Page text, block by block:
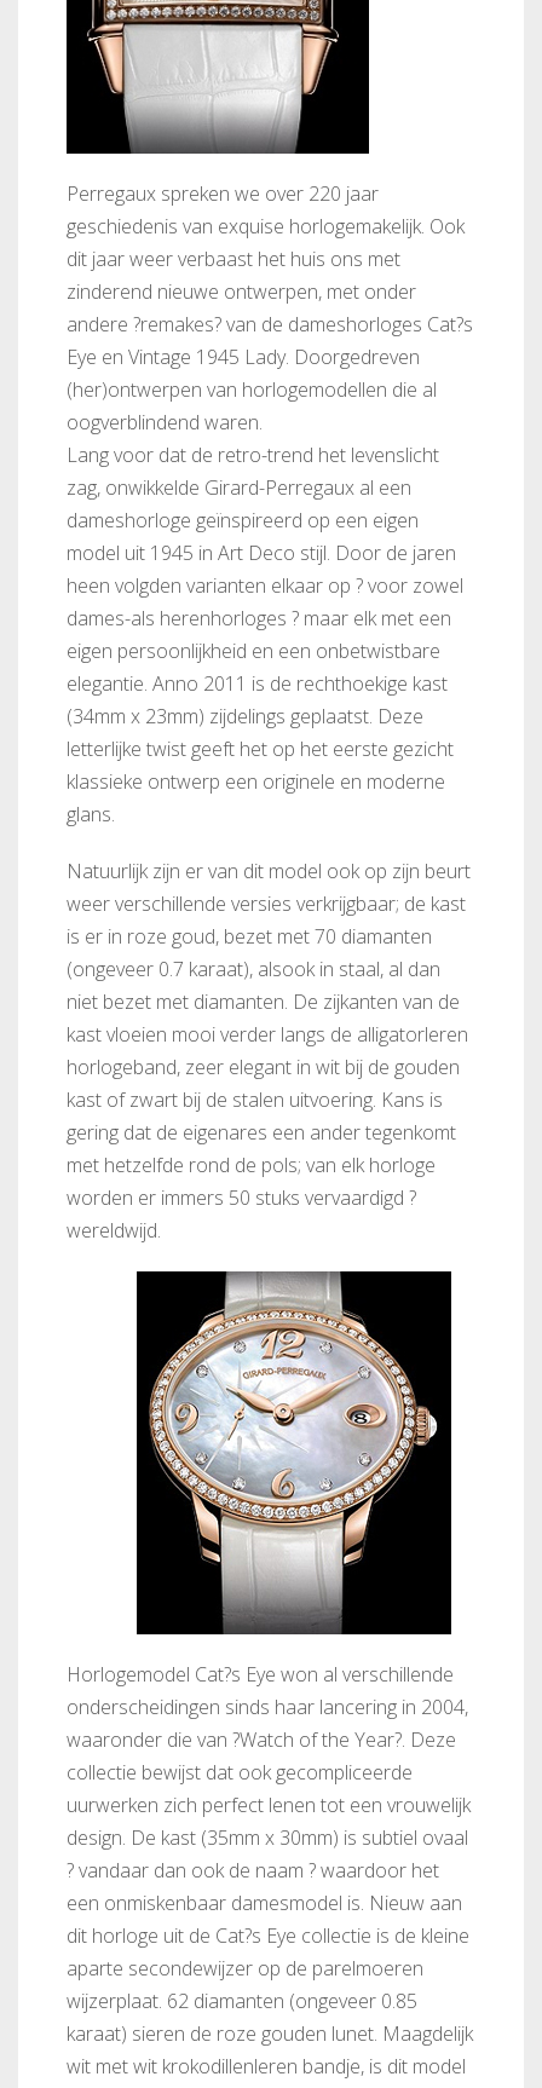
Perregaux spreken we over 220 jaar
geschiedenis van exquise horlogemakelijk. Ook
dit jaar weer verbaast het huis ons met
zinderend nieuwe ontwerpen, met onder
andere ?remakes? van de dameshorloges Cat?s
Eye en Vintage 1945 Lady. Doorgedreven
(her)ontwerpen van horlogemodellen die al
oogverblindend waren.
Lang voor dat de retro-trend het levenslicht
zag, onwikkelde Girard-Perregaux al een
dameshorloge geïnspireerd op een eigen
model uit 1945 in Art Deco stijl. Door de jaren
heen volgden varianten elkaar op ? voor zowel
dames-als herenhorloges ? maar elk met een
eigen persoonlijkheid en een onbetwistbare
elegantie. Anno 2011 is de rechthoekige kast
(34mm x 23mm) zijdelings geplaatst. Deze
letterlijke twist geeft het op het eerste gezicht
klassieke ontwerp een originele en moderne
glans.
Natuurlijk zijn er van dit model ook op zijn beurt
weer verschillende versies verkrijgbaar; de kast
is er in roze goud, bezet met 70 diamanten
(ongeveer 0.7 karaat), alsook in staal, al dan
niet bezet met diamanten. De zijkanten van de
kast vloeien mooi verder langs de alligatorleren
horlogeband, zeer elegant in wit bij de gouden
kast of zwart bij de stalen uitvoering. Kans is
gering dat de eigenares een ander tegenkomt
met hetzelfde rond de pols; van elk horloge
worden er immers 50 stuks vervaardigd ?
wereldwijd.
Horlogemodel Cat?s Eye won al verschillende
onderscheidingen sinds haar lancering in 2004,
waaronder die van ?Watch of the Year?. Deze
collectie bewijst dat ook gecompliceerde
uurwerken zich perfect lenen tot een vrouwelijk
design. De kast (35mm x 30mm) is subtiel ovaal
? vandaar dan ook de naam ? waardoor het
een onmiskenbaar damesmodel is. Nieuw aan
dit horloge uit de Cat?s Eye collectie is de kleine
aparte secondewijzer op de parelmoeren
wijzerplaat. 62 diamanten (ongeveer 0.85
karaat) sieren de roze gouden lunet. Maagdelijk
wit met wit krokodillenleren bandje, is dit model